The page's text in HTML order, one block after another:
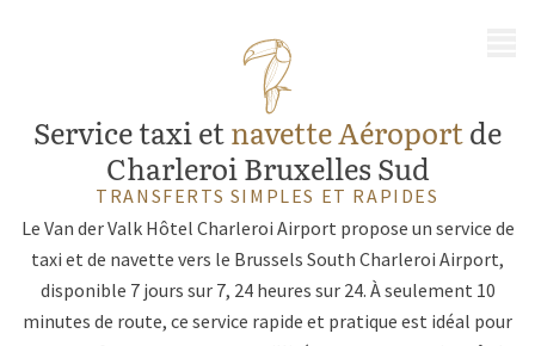
Service taxi etnavette Aéroportde
Charleroi Bruxelles Sud
TRANSFERTS SIMPLES ET RAPIDES
Le Van der Valk Hôtel Charleroi Airport propose un service de
taxi et de navette vers le Brussels South Charleroi Airport,
disponible 7 jours sur 7, 24 heures sur 24. À seulement 10
minutes de route, ce service rapide et pratique est idéal pour